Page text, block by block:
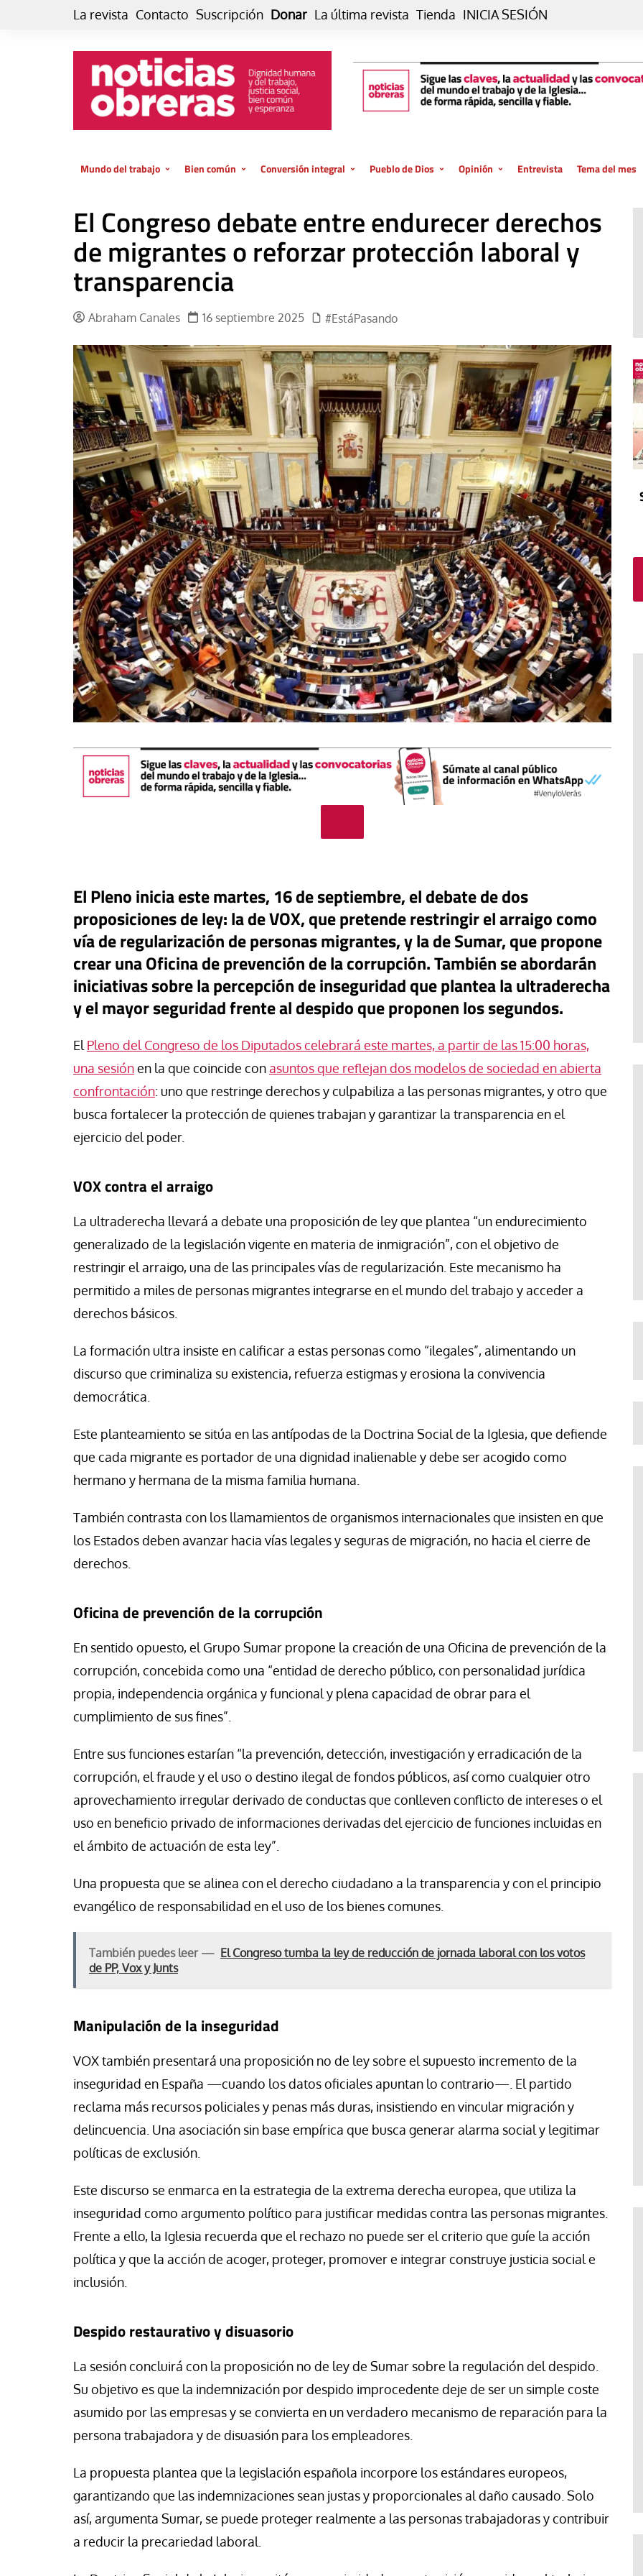
La revista Contacto Suscripción Donar La última revista Tienda INICIA SESIÓN
Mundo del trabajo
El trabajo es para la vida
GlobalizAcción
INFOR. Boletín informativo del
MMTC
Laboral
El amor en el mundo
Los empobrecidos por el
mundo
Radio — Mundo obrero hoy
Vidas precarias
Bien común
Economía
Conversión integral
de vida… es posible
El cuidado de la creación
Experiencia
Libro
Dos minutos
Aplicaciones
Música
Poesía
Relato
Pueblo de Dios
La oración de cada día
Vaticano
El atrio
In memoriam
Opinión
Blog De paso…
Blog Eutopía
Tribuna
Blog Sembrando sueños,
recogiendo humanidad
Blog Mensajes guardados
La columna
Entrevista Tema del mes
El Congreso debate entre endurecer derechos
de migrantes o reforzar protección laboral y
transparencia
Abraham Canales 16 septiembre 2025 #EstáPasando
El Pleno inicia este martes, 16 de septiembre, el debate de dos
proposiciones de ley: la de VOX, que pretende restringir el arraigo como
vía de regularización de personas migrantes, y la de Sumar, que propone
crear una Oficina de prevención de la corrupción. También se abordarán
iniciativas sobre la percepción de inseguridad que plantea la ultraderecha
y el mayor seguridad frente al despido que proponen los segundos.
ElPleno del Congreso de los Diputados celebrará este martes, a partir de las 15:00 horas,
una sesiónen la que coincide conasuntos que reflejan dos modelos de sociedad en abierta
confrontación: uno que restringe derechos y culpabiliza a las personas migrantes, y otro que
busca fortalecer la protección de quienes trabajan y garantizar la transparencia en el
ejercicio del poder.
VOX contra el arraigo
La ultraderecha llevará a debate una proposición de ley que plantea “un endurecimiento
generalizado de la legislación vigente en materia de inmigración”, con el objetivo de
restringir el arraigo, una de las principales vías de regularización. Este mecanismo ha
permitido a miles de personas migrantes integrarse en el mundo del trabajo y acceder a
derechos básicos.
La formación ultra insiste en calificar a estas personas como “ilegales”, alimentando un
discurso que criminaliza su existencia, refuerza estigmas y erosiona la convivencia
democrática.
Este planteamiento se sitúa en las antípodas de la Doctrina Social de la Iglesia, que defiende
que cada migrante es portador de una dignidad inalienable y debe ser acogido como
hermano y hermana de la misma familia humana.
También contrasta con los llamamientos de organismos internacionales que insisten en que
los Estados deben avanzar hacia vías legales y seguras de migración, no hacia el cierre de
derechos.
Oficina de prevención de la corrupción
En sentido opuesto, el Grupo Sumar propone la creación de una Oficina de prevención de la
corrupción, concebida como una “entidad de derecho público, con personalidad jurídica
propia, independencia orgánica y funcional y plena capacidad de obrar para el
cumplimiento de sus fines”.
Entre sus funciones estarían “la prevención, detección, investigación y erradicación de la
corrupción, el fraude y el uso o destino ilegal de fondos públicos, así como cualquier otro
aprovechamiento irregular derivado de conductas que conlleven conflicto de intereses o el
uso en beneficio privado de informaciones derivadas del ejercicio de funciones incluidas en
el ámbito de actuación de esta ley”.
Una propuesta que se alinea con el derecho ciudadano a la transparencia y con el principio
evangélico de responsabilidad en el uso de los bienes comunes.
También puedes leer — El Congreso tumba la ley de reducción de jornada laboral con los votos
de PP, Vox y Junts
Manipulación de la inseguridad
VOX también presentará una proposición no de ley sobre el supuesto incremento de la
inseguridad en España —cuando los datos oficiales apuntan lo contrario—. El partido
reclama más recursos policiales y penas más duras, insistiendo en vincular migración y
delincuencia. Una asociación sin base empírica que busca generar alarma social y legitimar
políticas de exclusión.
Este discurso se enmarca en la estrategia de la extrema derecha europea, que utiliza la
inseguridad como argumento político para justificar medidas contra las personas migrantes.
Frente a ello, la Iglesia recuerda que el rechazo no puede ser el criterio que guíe la acción
política y que la acción de acoger, proteger, promover e integrar construye justicia social e
inclusión.
Despido restaurativo y disuasorio
La sesión concluirá con la proposición no de ley de Sumar sobre la regulación del despido.
Su objetivo es que la indemnización por despido improcedente deje de ser un simple coste
asumido por las empresas y se convierta en un verdadero mecanismo de reparación para la
persona trabajadora y de disuasión para los empleadores.
La propuesta plantea que la legislación española incorpore los estándares europeos,
garantizando que las indemnizaciones sean justas y proporcionales al daño causado. Solo
así, argumenta Sumar, se puede proteger realmente a las personas trabajadoras y contribuir
a reducir la precariedad laboral.
una pieza más en el
para el iliberalismo que
contra las democracias Tribuna
La otra orilla
José Luis Iglesias
Movimientos populares y
sindicatos de Argentina marchan
en San Cayetano en demanda de
“paz, pan, tierra, techo y trabajo”
Jose Luis Palacios